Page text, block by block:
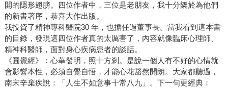
開的隱形翅膀。四位作者中，三位是老朋友，我十分樂於為他們
的新書著序，恭喜大作出版。
我投資了精神專科醫院30 年，也擔任過董事長。當我看到這本書
的目錄，發現這四位作者真的太厲害了，內容就像臨床心理師、
精神科醫師，面對身心疾病患者的談話。
《圓覺經》：心華發明，照十方剎。是說一個人有不好的心情就
會影響本性，必須自覺自悟，才能心花豁然開朗。大家都聽過，
南宋辛棄疾說：「人生不如意事十常八九」。下一句更經典：